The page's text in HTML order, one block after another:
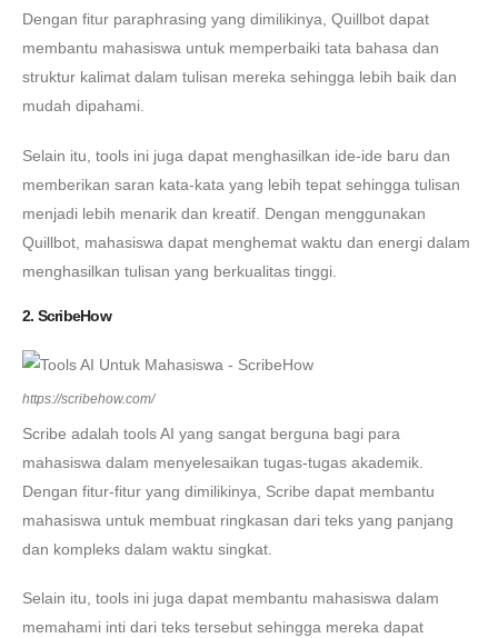
Dengan fitur paraphrasing yang dimilikinya, Quillbot dapat
membantu mahasiswa untuk memperbaiki tata bahasa dan
struktur kalimat dalam tulisan mereka sehingga lebih baik dan
mudah dipahami.
Selain itu, tools ini juga dapat menghasilkan ide-ide baru dan
memberikan saran kata-kata yang lebih tepat sehingga tulisan
menjadi lebih menarik dan kreatif. Dengan menggunakan
Quillbot, mahasiswa dapat menghemat waktu dan energi dalam
menghasilkan tulisan yang berkualitas tinggi.
2. ScribeHow
https://scribehow.com/
Scribe adalah tools AI yang sangat berguna bagi para
mahasiswa dalam menyelesaikan tugas-tugas akademik.
Dengan fitur-fitur yang dimilikinya, Scribe dapat membantu
mahasiswa untuk membuat ringkasan dari teks yang panjang
dan kompleks dalam waktu singkat.
Selain itu, tools ini juga dapat membantu mahasiswa dalam
memahami inti dari teks tersebut sehingga mereka dapat